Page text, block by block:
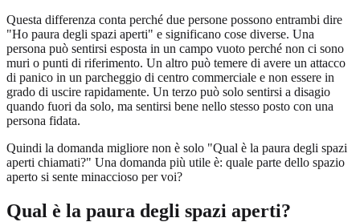
Questa differenza conta perché due persone possono entrambi dire
"Ho paura degli spazi aperti" e significano cose diverse. Una
persona può sentirsi esposta in un campo vuoto perché non ci sono
muri o punti di riferimento. Un altro può temere di avere un attacco
di panico in un parcheggio di centro commerciale e non essere in
grado di uscire rapidamente. Un terzo può solo sentirsi a disagio
quando fuori da solo, ma sentirsi bene nello stesso posto con una
persona fidata.
Quindi la domanda migliore non è solo "Qual è la paura degli spazi
aperti chiamati?" Una domanda più utile è: quale parte dello spazio
aperto si sente minaccioso per voi?
Qual è la paura degli spazi aperti?